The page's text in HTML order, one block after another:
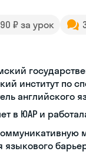
₽ за урок
институт по
английского
в ЮАР и
языкового